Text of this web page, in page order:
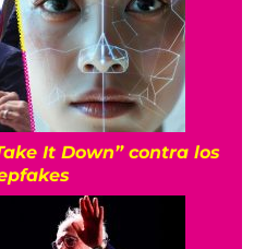
It Down” contra los